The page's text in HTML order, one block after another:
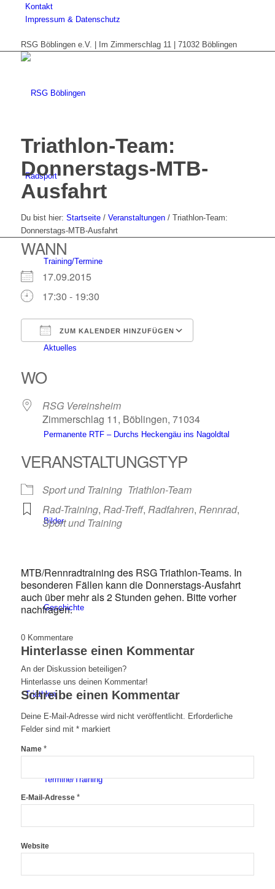
Kontakt
Impressum & Datenschutz
RSG Böblingen e.V. | Im Zimmerschlag 11 | 71032 Böblingen
Radsport
Training/Termine
Aktuelles
Permanente RTF – Durchs Heckengäu ins Nagoldtal
Bilder
Geschichte
Triathlon
Termine/Training
Triathlon-Team:
Donnerstags-MTB-
Ausfahrt
Du bist hier: Startseite / Veranstaltungen / Triathlon-Team:
Donnerstags-MTB-Ausfahrt
WANN
17.09.2015
17:30 - 19:30
ZUM KALENDER HINZUFÜGEN
ICS herunterladen
Google Kalender
WO
RSG Vereinsheim
Zimmerschlag 11, Böblingen, 71034
VERANSTALTUNGSTYP
Sport und Training Triathlon-Team
Rad-Training, Rad-Treff, Radfahren, Rennrad,
Sport und Training
MTB/Rennradtraining des RSG Triathlon-Teams. In
besonderen Fällen kann die Donnerstags-Ausfahrt
auch über mehr als 2 Stunden gehen. Bitte vorher
nachfragen.
0 Kommentare
Hinterlasse einen Kommentar
An der Diskussion beteiligen?
Hinterlasse uns deinen Kommentar!
Schreibe einen Kommentar
Deine E-Mail-Adresse wird nicht veröffentlicht. Erforderliche
Felder sind mit *markiert
Name *
E-Mail-Adresse *
Website